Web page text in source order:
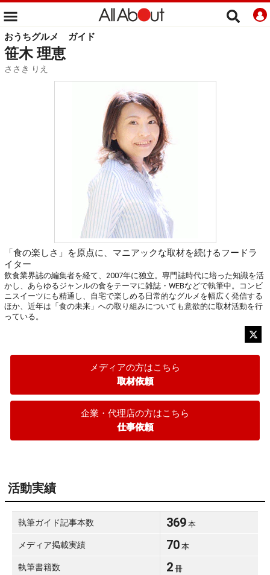
おうちグルメ ガイド
笹木 理恵
ささき りえ
「食の楽しさ」を原点に、マニアックな取材を続けるフードラ
イター
飲食業界誌の編集者を経て、2007年に独立。専門誌時代に培った知識を活
かし、あらゆるジャンルの食をテーマに雑誌・WEBなどで執筆中。コンビ
ニスイーツにも精通し、自宅で楽しめる日常的なグルメを幅広く発信する
ほか、近年は「食の未来」への取り組みについても意欲的に取材活動を行
っている。
メディアの方はこちら
取材依頼
企業・代理店の方はこちら
仕事依頼
活動実績
執筆ガイド記事本数 369 本
メディア掲載実績 70 本
執筆書籍数 2 冊